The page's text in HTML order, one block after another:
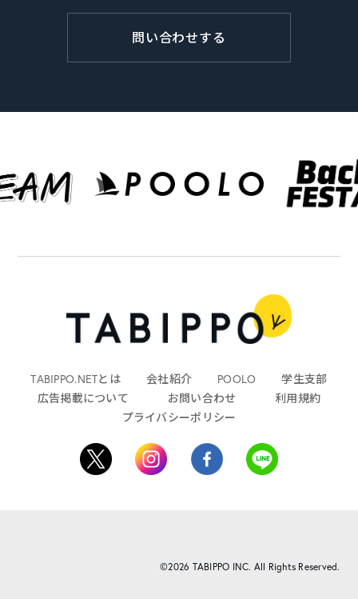
問い合わせする
TABIPPO.NETとは 会社紹介 POOLO
学生支部
広告掲載について
お問い合わせ
利用規約
プライバシーポリシー
©2026 TABIPPO INC. All Rights Reserved.